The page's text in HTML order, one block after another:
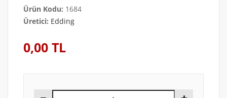
Ürün Kodu: 1684
Üretici: Edding
0,00 TL